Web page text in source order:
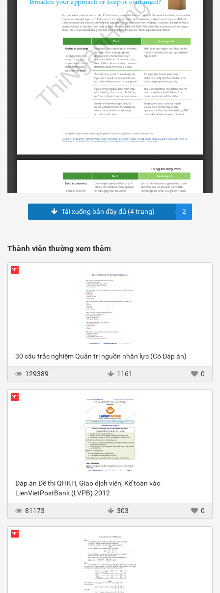
Tải xuống bản đầy đủ (4 trang) 2
Thành viên thường xem thêm
30 câu trắc nghiệm Quản trị nguồn nhân lực (Có Đáp án)
129389 1161 0
Đáp án Đề thi QHKH, Giao dịch viên, Kế toán vào
LienVietPostBank (LVPB) 2012
81173 303 0